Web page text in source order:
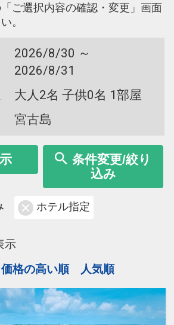
ご選択内容の確認・変更」画面
。
2026/8/30 ～
2026/8/31
大人2名 子供0名 1部屋
宮古島
条件変更/絞り
込み
ホテル指定
示
価格の高い順 人気順